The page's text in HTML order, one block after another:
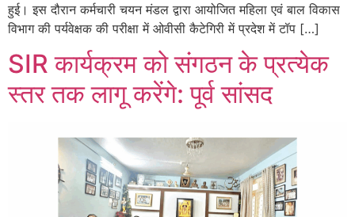
हुई। इस दौरान कर्मचारी चयन मंडल द्वारा आयोजित महिला एवं बाल विकास
विभाग की पर्यवेक्षक की परीक्षा में ओवीसी कैटेगिरी में प्रदेश में टॉप […]
SIR कार्यक्रम को संगठन के प्रत्येक
स्तर तक लागू करेंगे: पूर्व सांसद